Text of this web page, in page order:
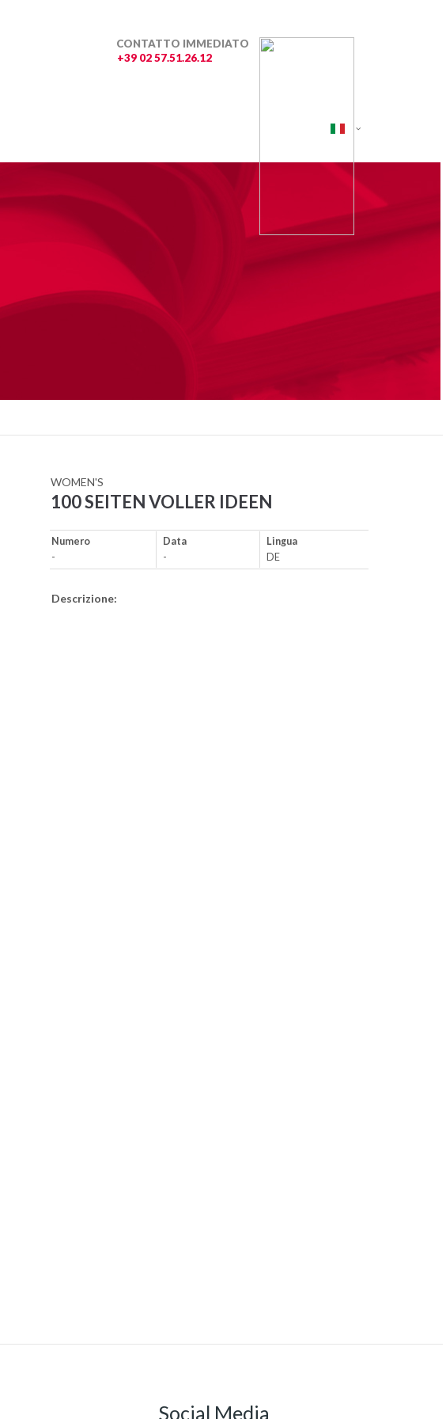
CONTATTO IMMEDIATO
+39 02 57.51.26.12
WOMEN'S
100 SEITEN VOLLER IDEEN
Numero
-
Data
-
Lingua
DE
Descrizione:
Social Media